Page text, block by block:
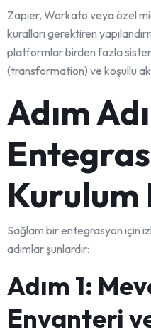
Zapier, Workato veya özel
kuralları gerektiren
platformlar birden fazla
(transformation) ve koşullu
Adım
Kurulum
Sağlam bir entegrasyon için
adımlar şunlardır:
Adım 1:
Envanteri